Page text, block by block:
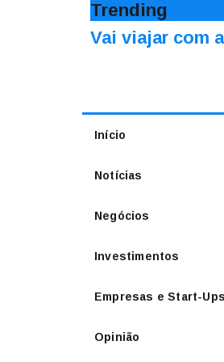
Trending
Vai viajar com
Início
Notícias
Negócios
Investimentos
Empresas e Start-Ups
Opinião